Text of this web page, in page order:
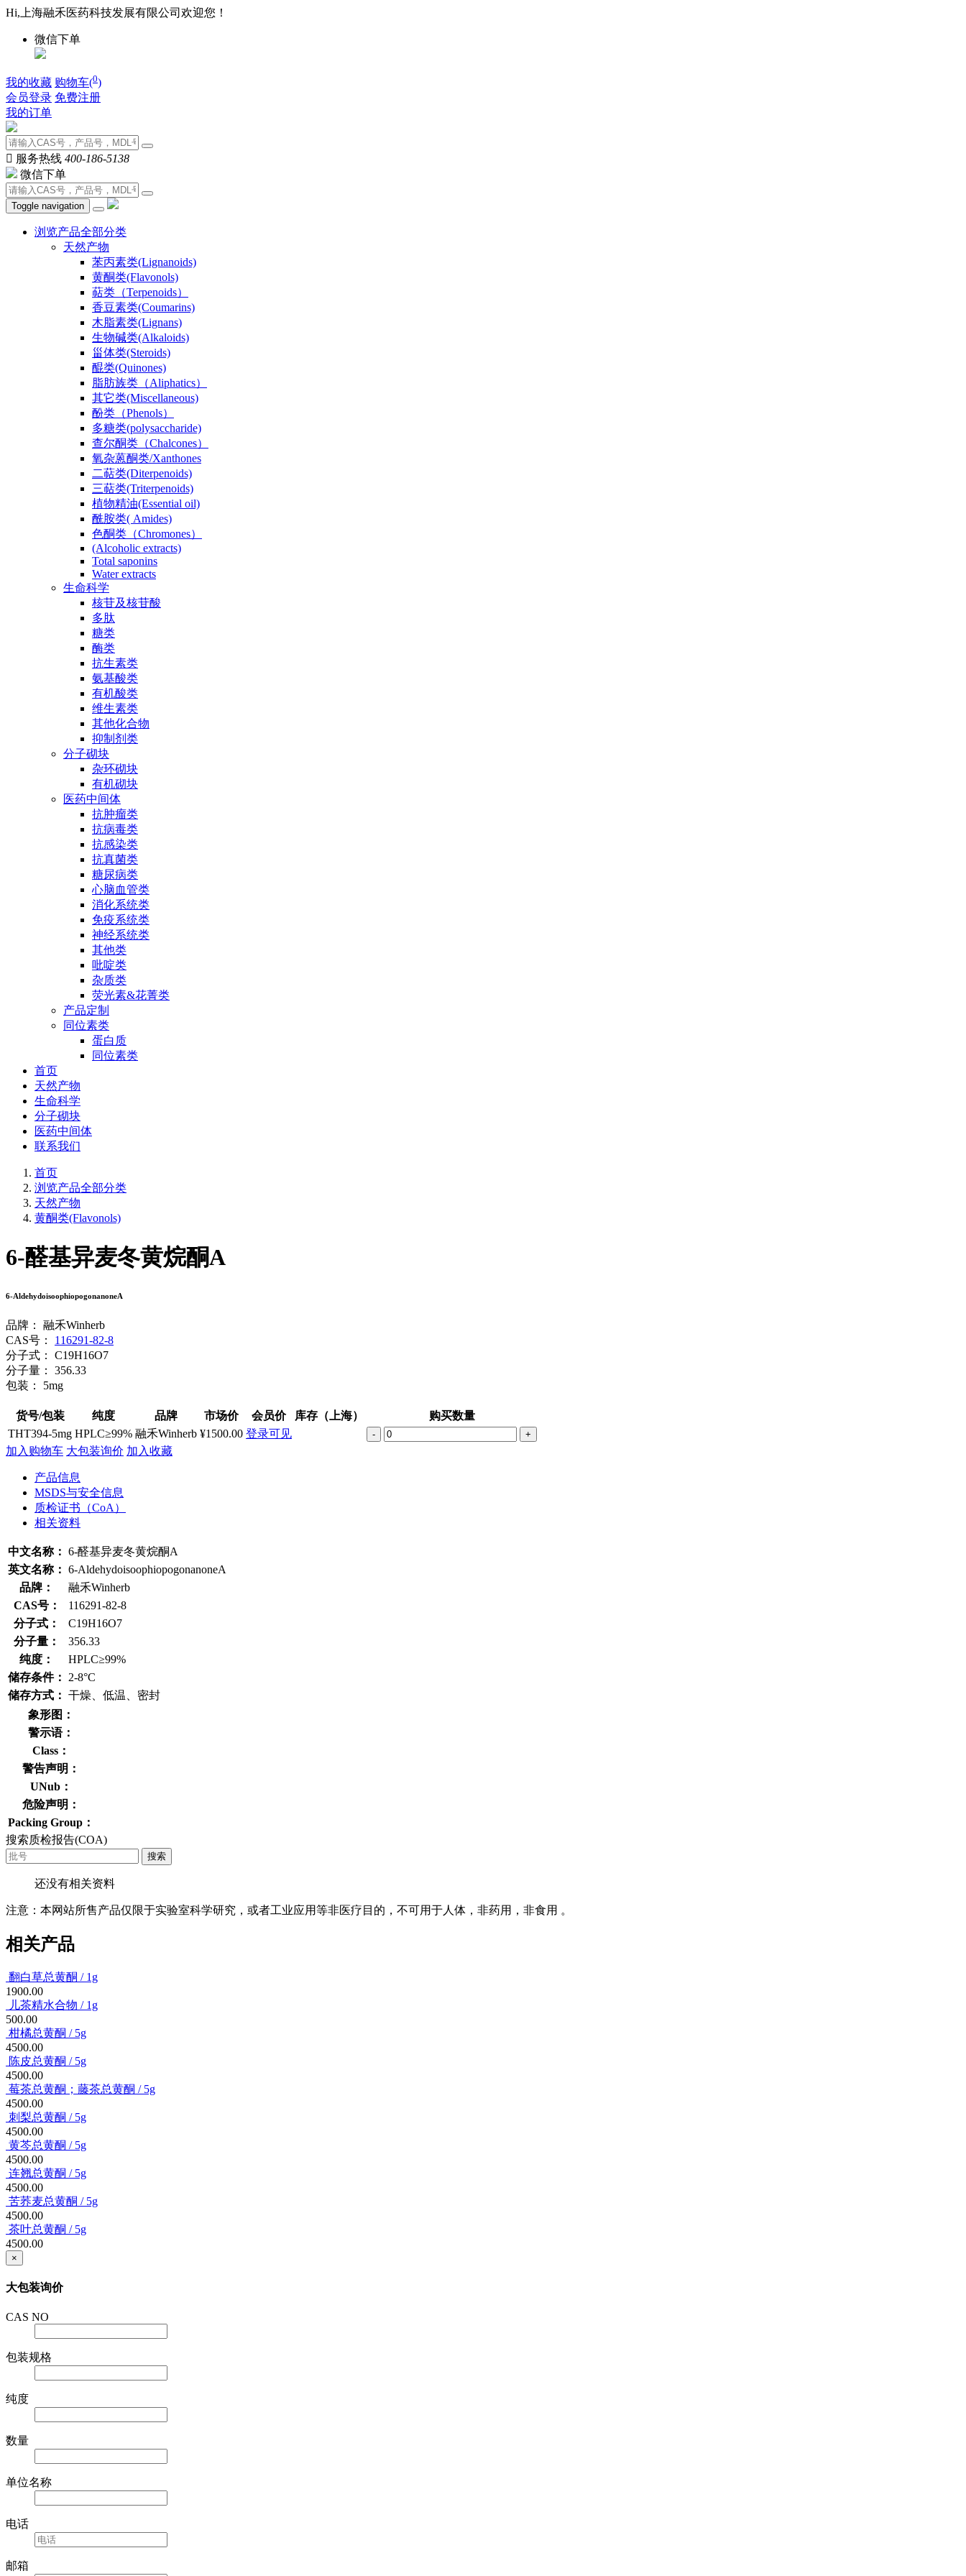
Hi,上海融禾医药科技发展有限公司欢迎您！
微信下单
我的收藏 购物车(0)
会员登录 免费注册
我的订单
 服务热线 400-186-5138
微信下单
Toggle navigation
浏览产品全部分类
天然产物
苯丙素类(Lignanoids)
黄酮类(Flavonols)
萜类（Terpenoids）
香豆素类(Coumarins)
木脂素类(Lignans)
生物碱类(Alkaloids)
甾体类(Steroids)
醌类(Quinones)
脂肪族类（Aliphatics）
其它类(Miscellaneous)
酚类（Phenols）
多糖类(polysaccharide)
查尔酮类（Chalcones）
氧杂蒽酮类/Xanthones
二萜类(Diterpenoids)
三萜类(Triterpenoids)
植物精油(Essential oil)
酰胺类( Amides)
色酮类（Chromones）
(Alcoholic extracts)
Total saponins
Water extracts
生命科学
核苷及核苷酸
多肽
糖类
酶类
抗生素类
氨基酸类
有机酸类
维生素类
其他化合物
抑制剂类
分子砌块
杂环砌块
有机砌块
医药中间体
抗肿瘤类
抗病毒类
抗感染类
抗真菌类
糖尿病类
心脑血管类
消化系统类
免疫系统类
神经系统类
其他类
吡啶类
杂质类
荧光素&花菁类
产品定制
同位素类
蛋白质
同位素类
首页
天然产物
生命科学
分子砌块
医药中间体
联系我们
首页
浏览产品全部分类
天然产物
黄酮类(Flavonols)
6-醛基异麦冬黄烷酮A
6-AldehydoisoophiopogonanoneA
品牌：
融禾Winherb
CAS号：
116291-82-8
分子式：
C19H16O7
分子量：
356.33
包装：
5mg
货号/包装 纯度 品牌 市场价 会员价 库存（上海）
购买数量
THT394-5mg HPLC≥99% 融禾Winherb ¥1500.00 登录可见 - +
加入购物车 大包装询价 加入收藏
产品信息
MSDS与安全信息
质检证书（CoA）
相关资料
中文名称： 6-醛基异麦冬黄烷酮A
英文名称： 6-AldehydoisoophiopogonanoneA
品牌：
融禾Winherb
CAS号：
116291-82-8
分子式：
C19H16O7
分子量：
356.33
纯度：
HPLC≥99%
储存条件：
2-8°C
储存方式： 干燥、低温、密封
象形图：
警示语：
Class：
警告声明：
UNub：
危险声明：
Packing Group：
搜索质检报告(COA)
搜索
还没有相关资料
注意：本网站所售产品仅限于实验室科学研究，或者工业应用等非医疗目的，不可用于人体，非药用，非食用 。
相关产品
翻白草总黄酮 / 1g
1900.00
儿茶精水合物 / 1g
500.00
柑橘总黄酮 / 5g
4500.00
陈皮总黄酮 / 5g
4500.00
莓茶总黄酮；藤茶总黄酮‌ / 5g
4500.00
刺梨‌总黄酮 / 5g
4500.00
黄芩总黄酮 / 5g
4500.00
连翘总黄酮 / 5g
4500.00
苦荞麦总黄酮 / 5g
4500.00
茶叶总黄酮 / 5g
4500.00
×
大包装询价
CAS NO
包装规格
纯度
数量
单位名称
电话
邮箱